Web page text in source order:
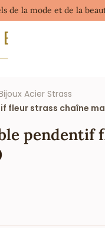
la mode et de la
Acier Strass
strass chaîne
pendentif